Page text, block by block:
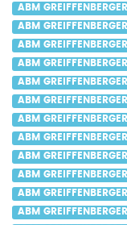
ABM GREIFFENBERGER
ABM
ABM
ABM
ABM
ABM
ABM
ABM
ABM
ABM
ABM
ABM